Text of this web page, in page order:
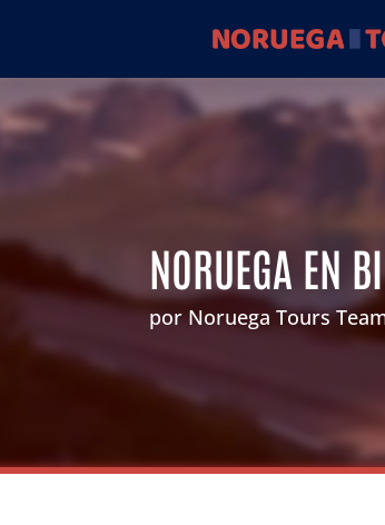
NORUEGA EN
porNoruega Tours